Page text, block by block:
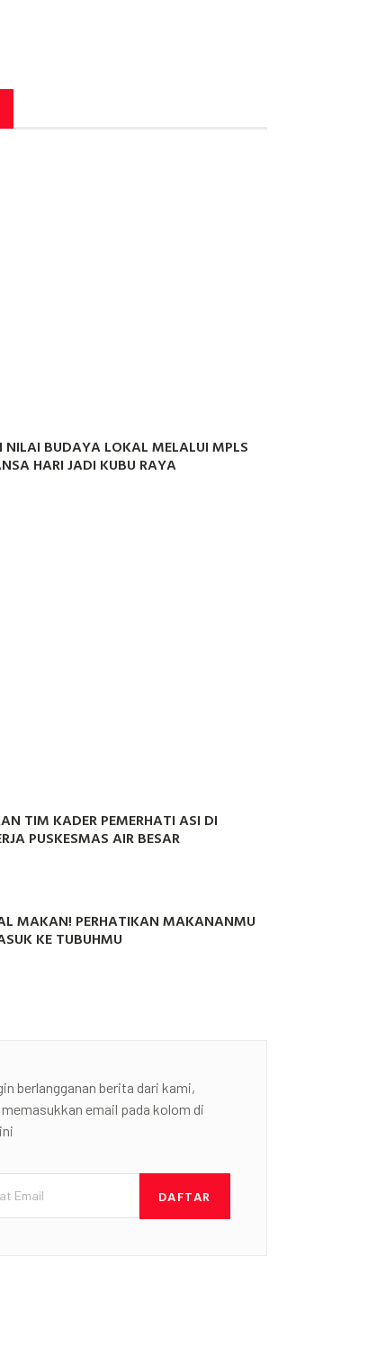
NILAI BUDAYA LOKAL MELALUI MPLS
HARI JADI KUBU RAYA
TIM KADER PEMERHATI ASI DI
PUSKESMAS AIR BESAR
MAKAN! PERHATIKAN MAKANANMU
KE TUBUHMU
berlangganan berita dari kami,
email pada kolom di
DAFTAR